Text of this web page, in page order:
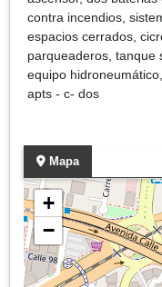
contra incendios,
espacios cerrados,
parqueaderos, tanque
equipo
apts - c- dos
Mapa
+
−